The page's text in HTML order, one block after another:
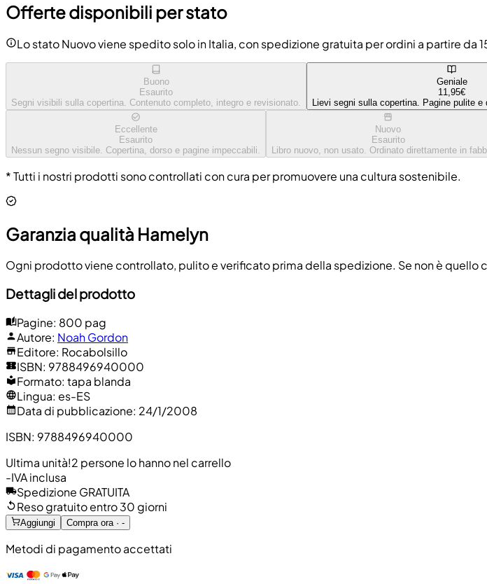
Offerte disponibili per stato
Lo stato Nuovo viene spedito solo in Italia, con spedizione gratuita per ordini a partire
Buono
Esaurito
Segni visibili sulla copertina. Contenuto completo, integro e revisionato.
Geniale
11,95€
Lievi segni sulla copertina. Pagine pulite e
Eccellente
Esaurito
Nessun segno visibile. Copertina, dorso e pagine impeccabili.
Nuovo
Esaurito
Libro nuovo, non usato. Ordinato direttamente in
* Tutti i nostri prodotti sono controllati con cura per promuovere una cultura sostenibile.
Garanzia qualità Hamelyn
Ogni prodotto viene controllato, pulito e verificato prima della spedizione. Se non è quello
Dettagli del prodotto
Pagine: 800 pag
Autore: Noah Gordon
Editore: Rocabolsillo
ISBN: 9788496940000
Formato: tapa blanda
Lingua: es-ES
Data di pubblicazione: 24/1/2008
ISBN: 9788496940000
Ultima unità!2 persone lo hanno nel carrello
-IVA inclusa
Spedizione GRATUITA
Reso gratuito entro 30 giorni
Aggiungi Compra ora · -
Metodi di pagamento accettati